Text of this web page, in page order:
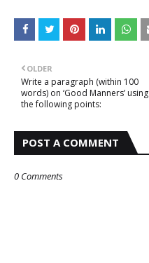
OLDER
Write a paragraph (within 100
words) on ‘Good Manners’ using
the following points:
POST A COMMENT
0 Comments